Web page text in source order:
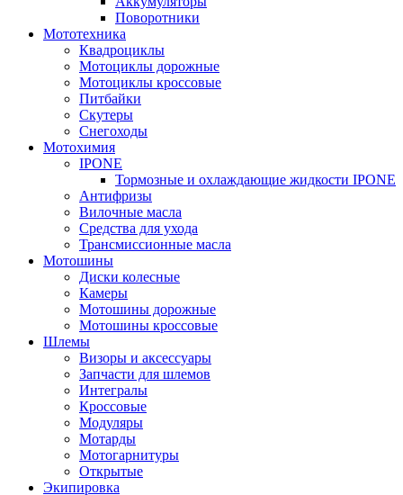
Поворотники
Мототехника
Квадроциклы
Мотоциклы дорожные
Мотоциклы кроссовые
Питбайки
Скутеры
Снегоходы
Мотохимия
IPONE
Тормозные и охлаждающие жидкости IPONE
Антифризы
Вилочные масла
Средства для ухода
Трансмиссионные масла
Мотошины
Диски колесные
Камеры
Мотошины дорожные
Мотошины кроссовые
Шлемы
Визоры и аксессуары
Запчасти для шлемов
Интегралы
Кроссовые
Модуляры
Мотарды
Мотогарнитуры
Открытые
Экипировка